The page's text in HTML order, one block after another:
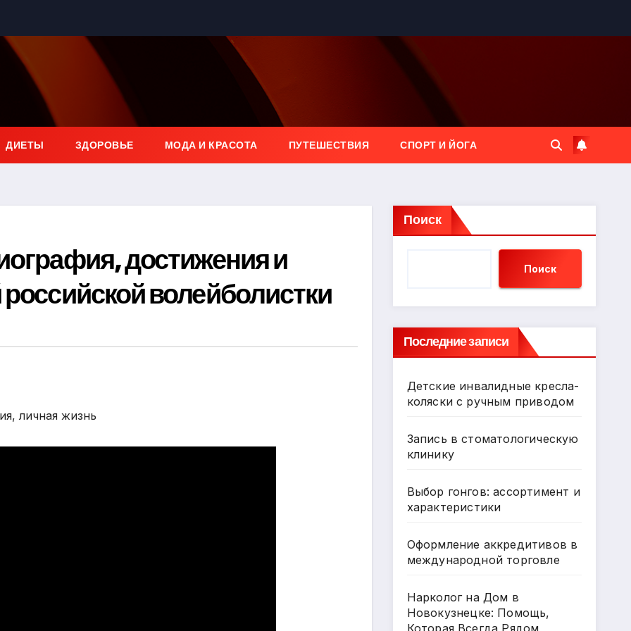
ДИЕТЫ ЗДОРОВЬЕ МОДА И КРАСОТА ПУТЕШЕСТВИЯ СПОРТ И ЙОГА
достижения и
волейболистки
Поиск
Поиск
Последние записи
Детские инвалидные кресла-
коляски с ручным приводом
Запись в стоматологическую
клинику
Выбор гонгов: ассортимент и
характеристики
Оформление аккредитивов в
международной торговле
Нарколог на Дом в
Новокузнецке: Помощь,
Которая Всегда Рядом